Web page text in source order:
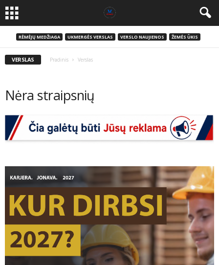
RĖMĖJŲ MEDŽIAGA UKMERGĖS VERSLAS VERSLO NAUJIENOS ŽEMĖS ŪKIS
VERSLAS Pradinis Verslas
Nėra straipsnių